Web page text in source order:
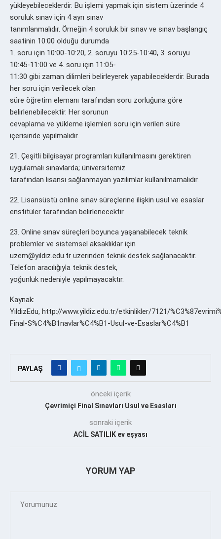
yükleyebileceklerdir. Bu işlemi yapmak için sistem üzerinde 4
soruluk sınav için 4 ayrı sınav
tanımlanmalıdır. Örneğin 4 soruluk bir sınav ve sınav başlangıç
saatinin 10:00 olduğu durumda
1. soru için 10:00-10:20, 2. soruyu 10:25-10:40, 3. soruyu
10:45-11:00 ve 4. soru için 11:05-
11:30 gibi zaman dilimleri belirleyerek yapabileceklerdir. Burada
her soru için verilecek olan
süre öğretim elemanı tarafından soru zorluğuna göre
belirlenebilecektir. Her sorunun
cevaplama ve yükleme işlemleri soru için verilen süre
içerisinde yapılmalıdır.
21. Çeşitli bilgisayar programları kullanılmasını gerektiren
uygulamalı sınavlarda; üniversitemiz
tarafından lisansı sağlanmayan yazılımlar kullanılmamalıdır.
22. Lisansüstü online sınav süreçlerine ilişkin usul ve esaslar
enstitüler tarafından belirlenecektir.
23. Online sınav süreçleri boyunca yaşanabilecek teknik
problemler ve sistemsel aksaklıklar için
uzem@yildiz.edu.tr üzerinden teknik destek sağlanacaktır.
Telefon aracılığıyla teknik destek,
yoğunluk nedeniyle yapılmayacaktır.
Kaynak:
YildizEdu, http://www.yildiz.edu.tr/etkinlikler/7121/
Final-S%C4%B1navlar%C4%B1-Usul-ve-Esaslar%C4%B1
PAYLAŞ
önceki içerik
Çevrimiçi Final Sınavları Usul ve Esasları
sonraki içerik
ACİL SATILIK ev eşyası
YORUM YAP